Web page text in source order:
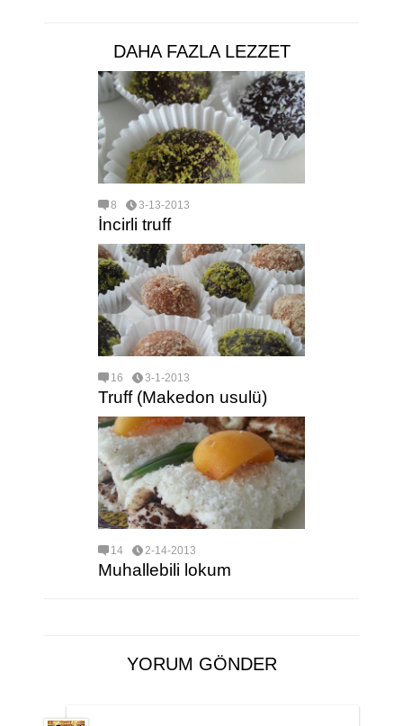
DAHA FAZLA LEZZET
8 3-13-2013
İncirli truff
16 3-1-2013
Truff (Makedon usulü)
14 2-14-2013
Muhallebili lokum
YORUM GÖNDER